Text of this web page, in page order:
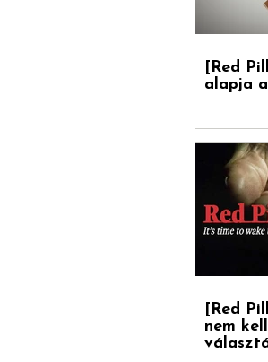
[Red
alapja
[Red
nem